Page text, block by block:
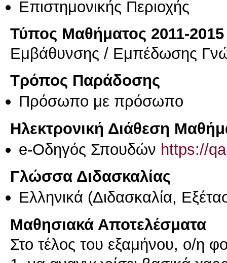
Επιστημονικής Περιοχής
Τύπος Μαθήματος 2011-2015
Εμβάθυνσης / Εμπέδωσης
Τρόπος Παράδοσης
Πρόσωπο με πρόσωπο
Ηλεκτρονική Διάθεση
e-Οδηγός Σπουδών https://
Γλώσσα Διδασκαλίας
Ελληνικά (Διδασκαλία,
Μαθησιακά Αποτελέσματα
Στο τέλος του εξαμήνου, ο/η